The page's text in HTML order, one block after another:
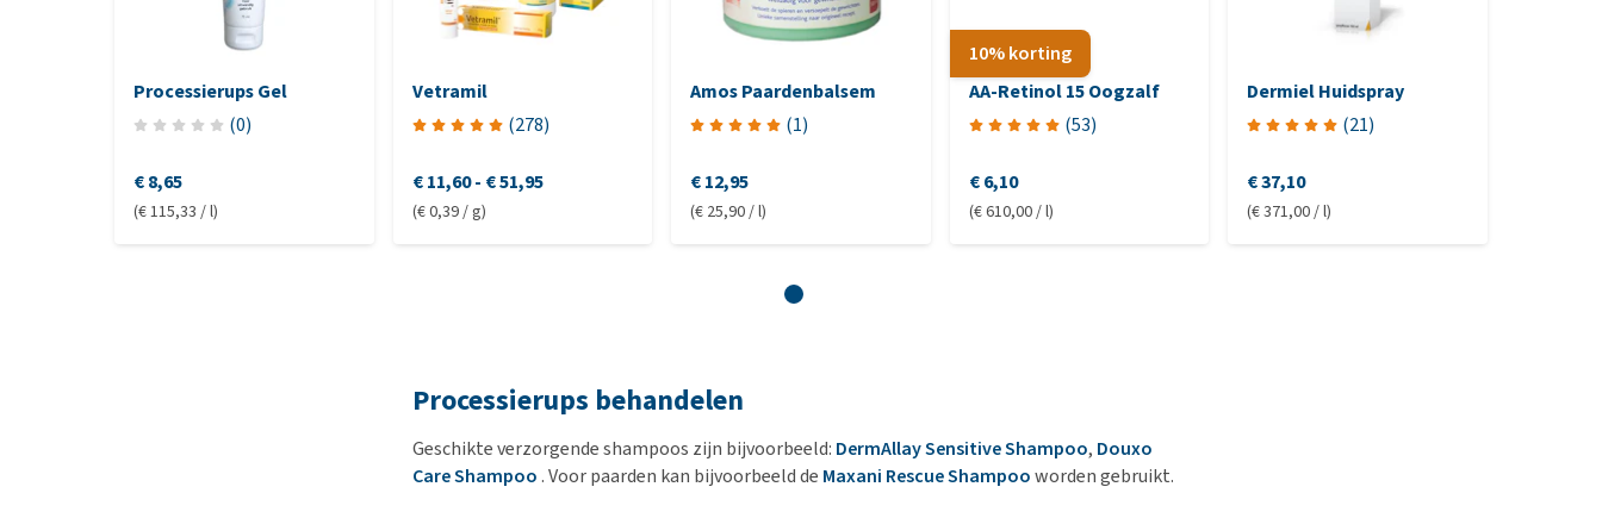
Processierups Gel
(0)
€ 8,65
(€ 115,33 / l)
Vetramil
(278)
€ 11,60 - € 51,95
(€ 0,39 / g)
Amos Paardenbalsem
(1)
€ 12,95
(€ 25,90 / l)
10% korting
AA-Retinol 15 Oogzalf
(53)
€ 6,10
(€ 610,00 / l)
Dermiel Huidspray
(21)
€ 37,10
(€ 371,00 / l)
Processierups behandelen
Geschikte verzorgende shampoos zijn bijvoorbeeld: DermAllay Sensitive Shampoo, Douxo
Care Shampoo. Voor paarden kan bijvoorbeeld de Maxani Rescue Shampooworden gebruikt.